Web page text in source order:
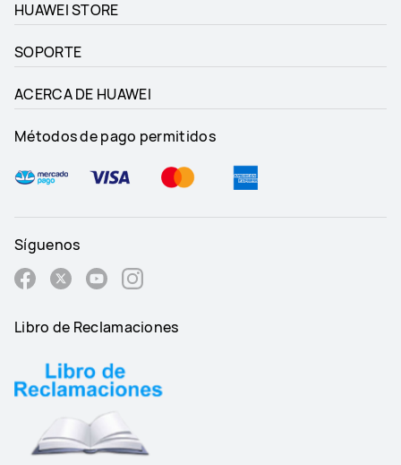
HUAWEI STORE
SOPORTE
ACERCA DE HUAWEI
Métodos de pago permitidos
Síguenos
Libro de Reclamaciones